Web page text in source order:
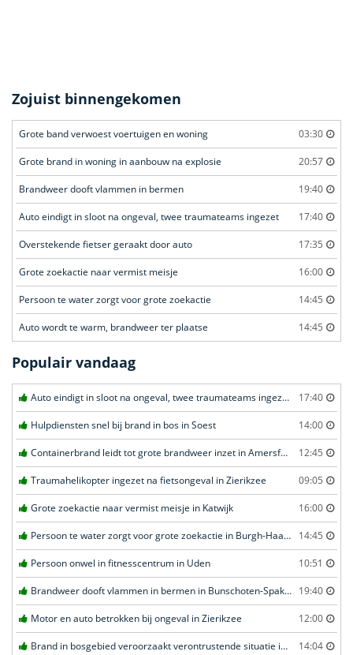
Zojuist binnengekomen
Grote band verwoest voertuigen en woning 03:30
Grote brand in woning in aanbouw na explosie 20:57
Brandweer dooft vlammen in bermen 19:40
Auto eindigt in sloot na ongeval, twee traumateams ingezet 17:40
Overstekende fietser geraakt door auto 17:35
Grote zoekactie naar vermist meisje 16:00
Persoon te water zorgt voor grote zoekactie 14:45
Auto wordt te warm, brandweer ter plaatse 14:45
Populair vandaag
Auto eindigt in sloot na ongeval, twee traumateams ingezet in Uden 17:40
Hulpdiensten snel bij brand in bos in Soest 14:00
Containerbrand leidt tot grote brandweer inzet in Amersfoort 12:45
Traumahelikopter ingezet na fietsongeval in Zierikzee 09:05
Grote zoekactie naar vermist meisje in Katwijk 16:00
Persoon te water zorgt voor grote zoekactie in Burgh-Haamstede 14:45
Persoon onwel in fitnesscentrum in Uden 10:51
Brandweer dooft vlammen in bermen in Bunschoten-Spakenburg 19:40
Motor en auto betrokken bij ongeval in Zierikzee 12:00
Brand in bosgebied veroorzaakt verontrustende situatie in Schaijk 14:04